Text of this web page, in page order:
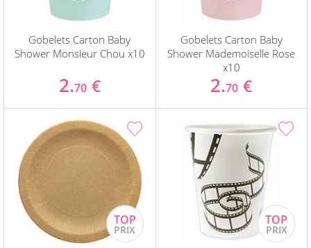
Gobelets Carton Baby
Shower Monsieur Chou x10
2.70 €
Gobelets Carton Baby
Shower Mademoiselle Rose
x10
2.70 €